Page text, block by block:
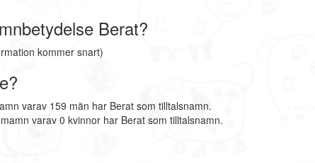
Berat?
kommer snart)
varav 159 män har Berat som tilltalsnamn.
varav 0 kvinnor har Berat som tilltalsnamn.